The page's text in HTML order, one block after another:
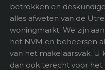
betrokken en
alles afweten van de
woningmarkt. We zijn
het NVM en beheersen
van het makelaarsvak. U
dan ook terecht voor het